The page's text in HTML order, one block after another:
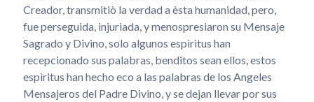
Creador, transmitiò la verdad a èsta humanidad, pero,
fue perseguida, injuriada, y menospresiaron su Mensaje
Sagrado y Divino, solo algunos espìritus han
recepcionado sus palabras, benditos sean ellos, estos
espìritus han hecho eco a las palabras de los Angeles
Mensajeros del Padre Divino, y se dejan llevar por sus